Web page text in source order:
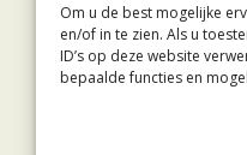
Om u de best mogelijke
en/of in te zien. Als u
ID’s op deze website
bepaalde functies en